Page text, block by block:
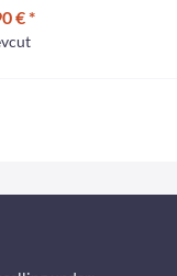
€ *